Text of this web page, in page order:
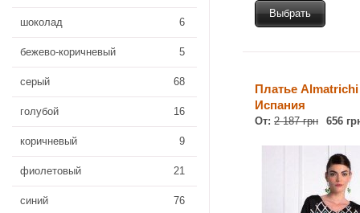
шоколад 6
бежево-коричневый 5
серый 68
голубой 16
коричневый 9
фиолетовый 21
синий 76
Выбрать
Платье
Испания
От: 2 187 грн 656